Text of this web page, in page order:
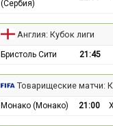
(Сербия)
Англия: Кубок лиги
Бристоль Сити 21:45
Товарищеские матчи:
Монако (Монако) 21:00